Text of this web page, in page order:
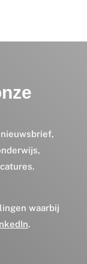
waarbij
.